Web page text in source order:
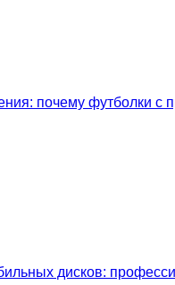
почему футболки
дисков: